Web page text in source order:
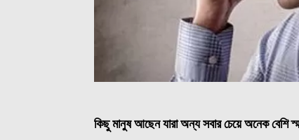
কিছু মানুষ আছেন যারা অন্য সবার চেয়ে অনেক বেশি